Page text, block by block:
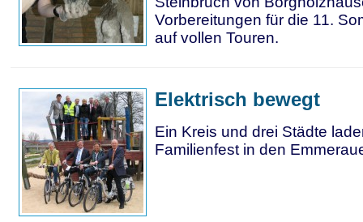
Vorbereitungen für die 11.
auf vollen Touren.
Elektrisch bewegt
Ein Kreis und drei Städte
Familienfest in den